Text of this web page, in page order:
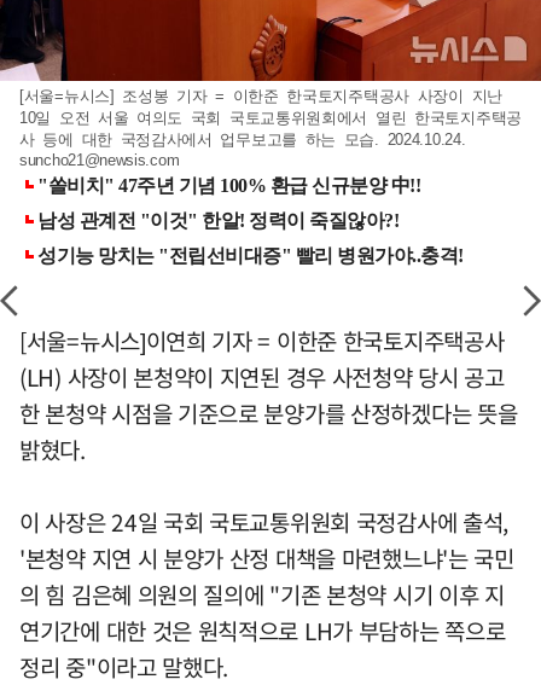
[서울=뉴시스] 조성봉 기자 = 이한준 한국토지주택공사 사장이 지난
10일 오전 서울 여의도 국회 국토교통위원회에서 열린 한국토지주택공
사 등에 대한 국정감사에서 업무보고를 하는 모습. 2024.10.24.
suncho21@newsis.com
[서울=뉴시스]이연희 기자 = 이한준 한국토지주택공사
(LH) 사장이 본청약이 지연된 경우 사전청약 당시 공고
한 본청약 시점을 기준으로 분양가를 산정하겠다는 뜻을
밝혔다.
이 사장은 24일 국회 국토교통위원회 국정감사에 출석,
'본청약 지연 시 분양가 산정 대책을 마련했느냐'는 국민
의 힘 김은혜 의원의 질의에 "기존 본청약 시기 이후 지
연기간에 대한 것은 원칙적으로 LH가 부담하는 쪽으로
정리 중"이라고 말했다.